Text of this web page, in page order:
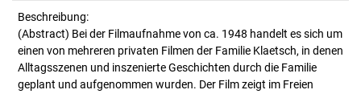
Beschreibung:
(Abstract) Bei der Filmaufnahme von ca. 1948 handelt es sich um
einen von mehreren privaten Filmen der Familie Klaetsch, in denen
Alltagsszenen und inszenierte Geschichten durch die Familie
geplant und aufgenommen wurden. Der Film zeigt im Freien